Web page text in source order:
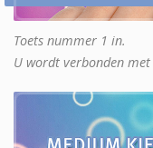
Toets nummer 1 in.
U wordt verbonden met